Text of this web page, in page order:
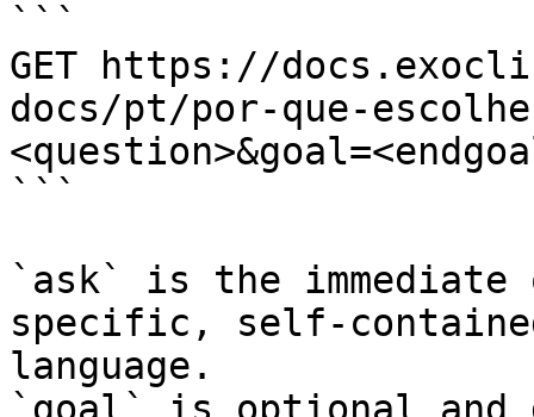
```
GET https://
docs/pt/por-que-
```
`ask` is the
specific, self-
language.